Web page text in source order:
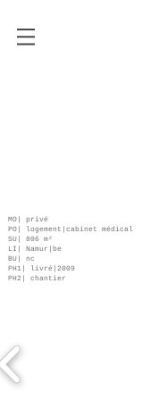
MO| privé
PO| logement|cabinet médical
SU| 806 m²
LI| Namur|be
BU| nc
PH1| livré|2009
PH2| chantier